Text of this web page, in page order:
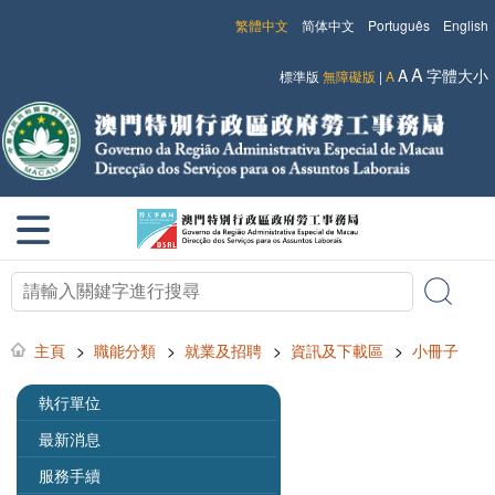
English
Português
简体中文
繁體中文
標準版 無障礙版 | AAA字體大小
主頁 > 職能分類 > 就業及招聘 > 資訊及下載區 > 小冊子
執行單位
最新消息
服務手續